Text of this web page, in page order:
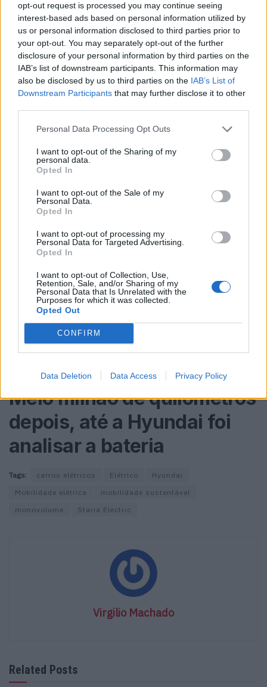
opt-out request is processed you may continue seeing
interest-based ads based on personal information utilized by
us or personal information disclosed to third parties prior to
your opt-out. You may separately opt-out of the further
disclosure of your personal information by third parties on the
IAB’s list of downstream participants. This information may
also be disclosed by us to third parties on the IAB’s List of
Downstream Participants that may further disclose it to other
Personal Data Processing Opt Outs
I want to opt-out of the Sharing of my
personal data.
Opted In
I want to opt-out of the Sale of my
Personal Data.
Opted In
I want to opt-out of processing my
Personal Data for Targeted Advertising.
Opted In
I want to opt-out of Collection, Use,
Retention, Sale, and/or Sharing of my
Personal Data that Is Unrelated with the
Purposes for which it was collected.
Opted Out
CONFIRM
Data Deletion Data Access Privacy Policy
O monovolume elétrico da Hyundai conta ainda com a
função V2L, interior e exterior, portas USB de alta
potência (100 W) e Digital Key. Além disso, apresenta
uma capacidade de reboque de até 2 toneladas.
A Hyundai confirmou que o novo Staria Electric vai ser
lançado na Coreia e na Europa no primeiro semestre de
2026, seguindo-se outros mercados.
Meio milhão de quilómetros
depois, até a Hyundai foi
analisar a bateria
Tags: carros elétricos Elétrico
Hyundai
Mobilidade elétrica
mobilidade sustentável
monovolume
Staria Electric
Virgilio Machado
Related Posts